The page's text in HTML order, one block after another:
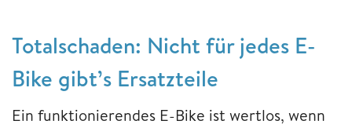
Totalschaden: Nicht für jedes E-
Bike gibt’s Ersatzteile
Ein funktionierendes E-Bike ist wertlos, wenn